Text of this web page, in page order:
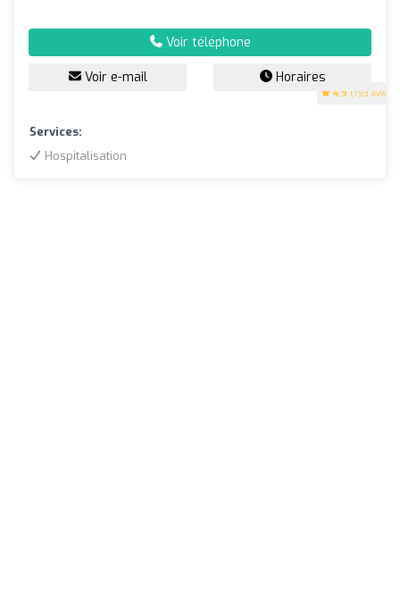
4.9 (193 avis)
Voir téléphone
Voir e-mail Horaires
Services:
Hospitalisation